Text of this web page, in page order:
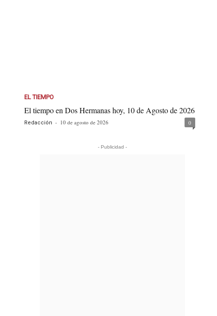
EL TIEMPO
El tiempo en Dos Hermanas hoy, 10 de Agosto de 2026
Redacción - 10 de agosto de 2026 0
- Publicidad -